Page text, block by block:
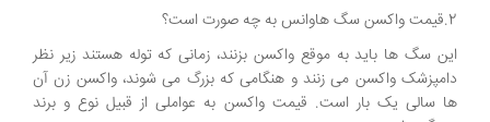
2.قیمت واکسن سگ هاوانس به چه صورت است؟
این سگ ها باید به موقع واکسن بزنند، زمانی که توله هستند زیر نظر
دامپزشک واکسن می زنند و هنگامی که بزرگ می شوند، واکسن زن آن
ها سالی یک بار است. قیمت واکسن به عواملی از قبیل نوع و برند